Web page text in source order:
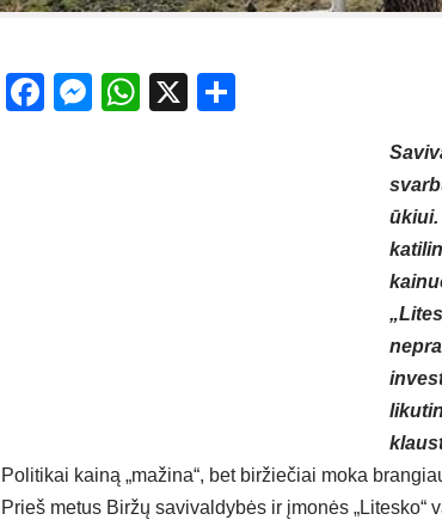
Facebook
Messenger
WhatsApp
X
ūkiui.
Politikai kainą „mažina“, bet biržiečiai moka
Prieš metus Biržų savivaldybės ir įmonės „Litesko“